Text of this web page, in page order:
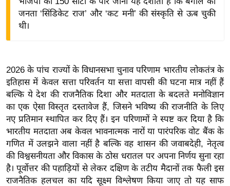
द्यो
त
वि
शे
ष
ज्ञ
रा
य
ब
ज
जनता ‘सिंडिकेट राज’ और ‘कट मनी’ की संस्कृति से ऊब चुकी
थी।
2026 के पांच राज्यों के विधानसभा चुनाव परिणाम भारतीय लोकतंत्र के
इतिहास में केवल सत्ता परिवर्तन या सत्ता वापसी की घटना मात्र नहीं हैं
बल्कि ये देश की राजनैतिक दिशा और मतदाता के बदलते मनोविज्ञान
का एक ऐसा विस्तृत दस्तावेज हैं, जिसने भविष्य की राजनीति के लिए
नए प्रतिमान स्थापित कर दिए हैं। इन परिणामों ने स्पष्ट कर दिया है कि
भारतीय मतदाता अब केवल भावनात्मक नारों या पारंपरिक वोट बैंक के
गणित में उलझने वाला नहीं है बल्कि वह शासन की जवाबदेही, नेतृत्व
की विश्वसनीयता और विकास के ठोस धरातल पर अपना निर्णय सुना रहा
है। पूर्वोत्तर की पहाड़ियों से लेकर दक्षिण के तटीय मैदानों तक फैली इस
राजनैतिक हलचल का यदि सूक्ष्म विश्लेषण किया जाए तो यह साफ